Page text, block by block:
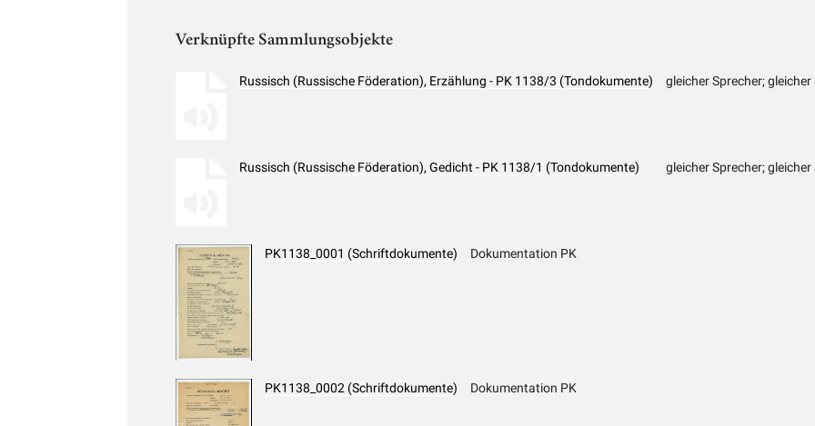
Verknüpfte Sammlungsobjekte
Russisch (Russische Föderation), Erzählung - PK 1138/3 (Tondokumente) gleicher Sprecher;
Russisch (Russische Föderation), Gedicht - PK 1138/1 (Tondokumente) gleicher Sprecher;
PK1138_0001 (Schriftdokumente) Dokumentation PK
PK1138_0002 (Schriftdokumente) Dokumentation PK